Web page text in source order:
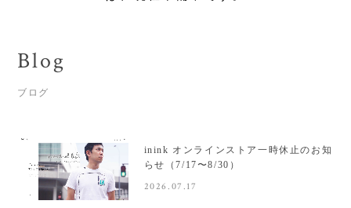
Blog
ブログ
inink オンラインストア一時休止のお知
らせ（7/17〜8/30）
2026.07.17